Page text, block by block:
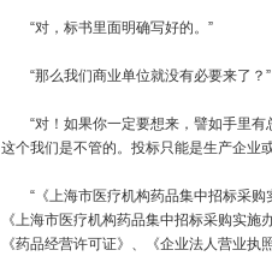
“对，标书里面明确写好的。”
“那么我们商业单位就没有必要来了？”
“对！如果你一定要想来，譬如手里有
这个我们是不管的。投标只能是生产企业
“《上海市医疗机构药品集中招标采购
《上海市医疗机构药品集中招标采购实
《药品经营许可证》、《企业法人营业执